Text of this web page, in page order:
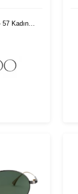
Kadın